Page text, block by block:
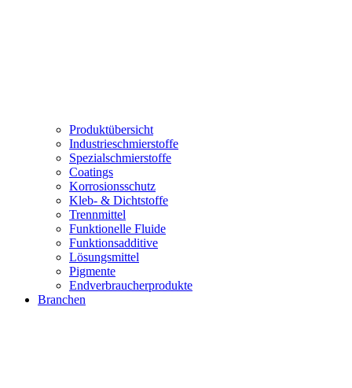
Produktübersicht
Industrieschmierstoffe
Spezialschmierstoffe
Coatings
Korrosionsschutz
Kleb- & Dichtstoffe
Trennmittel
Funktionelle Fluide
Funktionsadditive
Lösungsmittel
Pigmente
Endverbraucherprodukte
Branchen